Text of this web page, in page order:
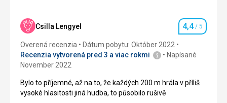
Ubytovanie 5,0/ 5
Okolie 5,0
Cena
Csilla Lengyel Hodnotenie
4,4/ 5
Overená recenzia
Dátum pobytu: Október 2022
Recenzia vytvorená pred 3 a viac rokmi
Napísané
November 2022
Bylo to příjemné, až na to, že každých 200 m hrála v příliš
vysoké hlasitosti jiná hudba, to působilo rušivě